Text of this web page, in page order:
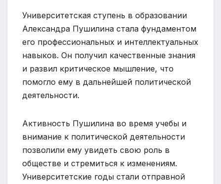
Университетская ступень в образовании
Александра Пушилина стала фундаментом
его профессиональных и интеллектуальных
навыков. Он получил качественные знания
и развил критическое мышление, что
помогло ему в дальнейшей политической
деятельности.
Активность Пушилина во время учебы и
внимание к политической деятельности
позволили ему увидеть свою роль в
обществе и стремиться к изменениям.
Университетские годы стали отправной